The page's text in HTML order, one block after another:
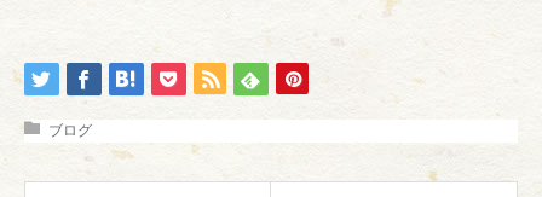
ブログ